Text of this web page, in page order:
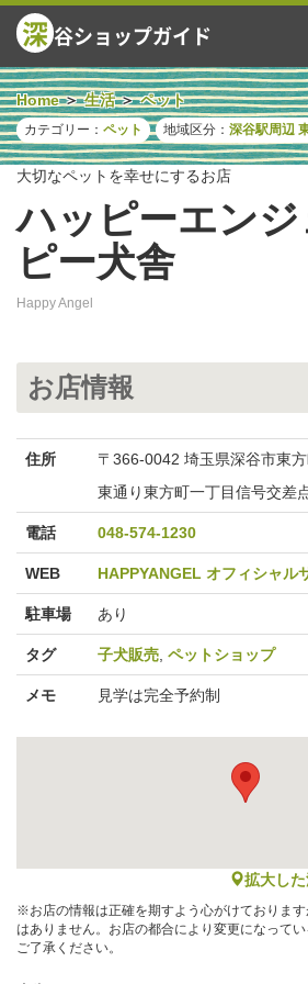
深 谷ショップガイド
Home 生活 ペット
カテゴリー： ペット 地域区分： 深谷駅周辺
大切なペットを幸せにするお店
ハッピーエン
ピー犬舎
Happy Angel
お店情報
住所
〒366-0042 埼玉県深谷市東
東通り東方町一丁目信号交差
電話 048-574-1230
WEB HAPPYANGEL オフィシャル
駐車場 あり
タグ 子犬販売 ペットショップ
メモ 見学は完全予約制
map
拡大し
※お店の情報は正確を期すよう心がけておりま
はありません。お店の都合により変更になってい
ご了承ください。